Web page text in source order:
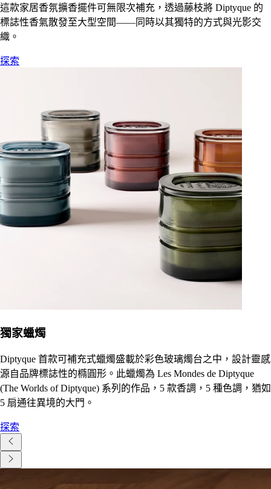
這款家居香氛擴香擺件可無限次補充，透過藤枝將 Diptyque 的
標誌性香氣散發至大型空間——同時以其獨特的方式與光影交
織。
探索
獨家蠟燭
Diptyque 首款可補充式蠟燭盛載於彩色玻璃燭台之中，設計靈感
源自品牌標誌性的橢圓形。此蠟燭為 Les Mondes de Diptyque
(The Worlds of Diptyque) 系列的作品，5 款香調，5 種色調，猶如
5 扇通往異境的大門。
探索